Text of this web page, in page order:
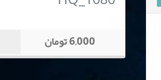
6,000 تومان